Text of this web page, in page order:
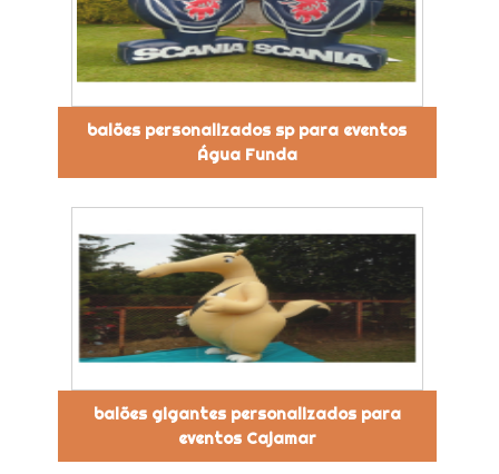
balões personalizados sp para eventos
Água Funda
balões gigantes personalizados para
eventos Cajamar